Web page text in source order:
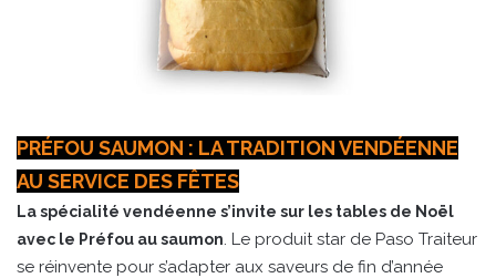
PRÉFOU SAUMON : LA TRADITION VENDÉENNE
AU SERVICE DES FÊTES
La spécialité vendéenne s’invite sur les tables de Noël
avec le Préfou au saumon. Le produit star de Paso Traiteur
se réinvente pour s’adapter aux saveurs de fin d’année